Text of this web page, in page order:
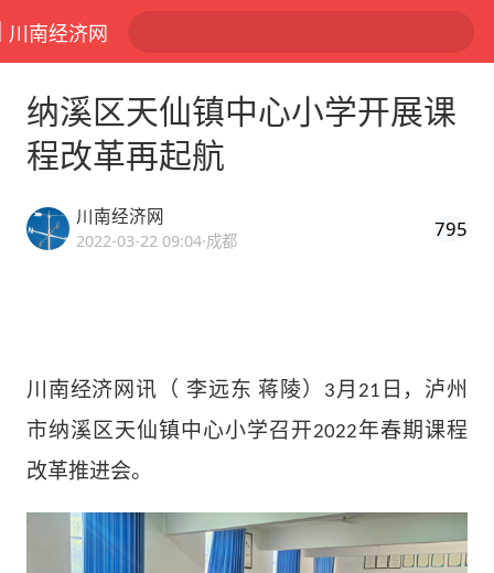
川南经济网
纳溪区天仙镇中心小学开展课
程改革再起航
川南经济网
2022-03-22 09:04·成都 795
川南经济网讯 （ 李远东 蒋陵） 3 月 21 日，泸州
市纳溪区天仙镇中心小学召开2022年春期课程
改革推进会。